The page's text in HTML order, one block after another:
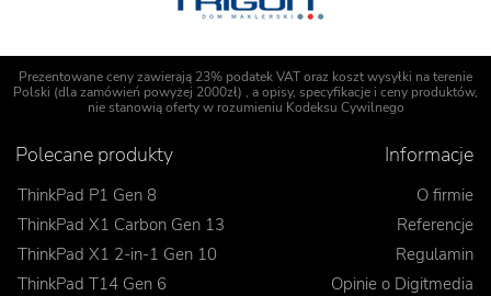
Prezentowane ceny zawierają 23% podatek VAT oraz koszt wysyłki na terenie
Polski (dla zamówień powyżej 2000zł) , a opisy, specyfikacje i ceny produktów,
nie stanowią oferty w rozumieniu Kodeksu Cywilnego
Polecane produkty
ThinkPad P1 Gen 8
ThinkPad X1 Carbon Gen 13
ThinkPad X1 2-in-1 Gen 10
ThinkPad T14 Gen 6
Informacje
O firmie
Referencje
Regulamin
Opinie o Digitmedia